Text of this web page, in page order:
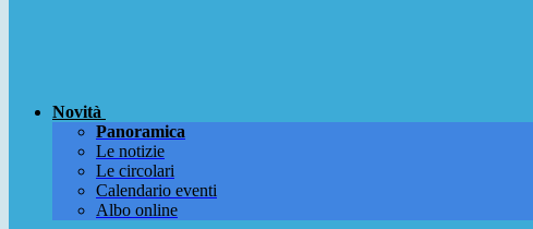
Novità
Panoramica
Le notizie
Le circolari
Calendario eventi
Albo online